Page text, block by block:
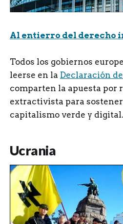
Al entierro del derecho
Todos los gobiernos
leerse en la Declaración
comparten la apuesta por
extractivista para
capitalismo verde y digital.
Ucrania